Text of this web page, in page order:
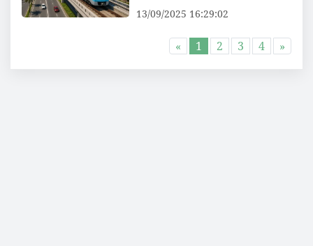
13/09/2025 16:29:02
« 1 2 3 4 »